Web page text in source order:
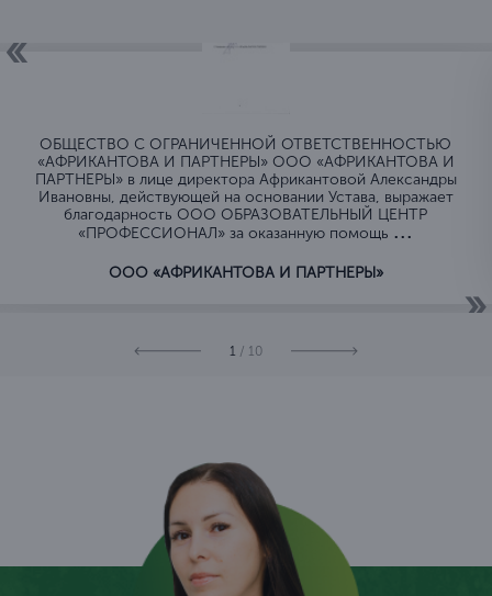
ОБЩЕСТВО C ОГРАНИЧЕННОЙ ОТВЕТСТВЕННОСТЬЮ
«АФРИКАНТОВА И ПАРТНЕРЫ» ООО «АФРИКАНТОВА И
ПАРТНЕРЫ» в лице директора Африкантовой Александры
Ивановны, действующей на основании Устава, выражает
благодарность ООО ОБРАЗОВАТЕЛЬНЫЙ ЦЕНТР
«ПРОФЕССИОНАЛ» за оказанную помощь ...
ООО «АФРИКАНТОВА И ПАРТНЕРЫ»
1 / 10